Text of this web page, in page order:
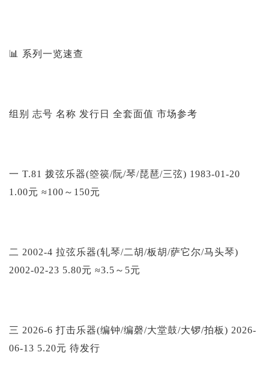
📊 系列一览速查
组别 志号 名称 发行日 全套面值 市场参考
一 T.81 拨弦乐器(箜篌/阮/琴/琵琶/三弦) 1983-01-20
1.00元 ≈100～150元
二 2002-4 拉弦乐器(轧琴/二胡/板胡/萨它尔/马头琴)
2002-02-23 5.80元 ≈3.5～5元
三 2026-6 打击乐器(编钟/编磬/大堂鼓/大锣/拍板) 2026-
06-13 5.20元 待发行